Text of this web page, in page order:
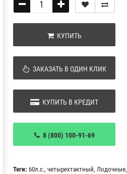
КУПИТЬ
ЗАКАЗАТЬ В ОДИН КЛИК
КУПИТЬ В КРЕДИТ
8 (800) 100-91-69
Теги: 60л.с., четырехтактный, Лодочные,